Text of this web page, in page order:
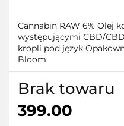
Cannabin RAW 6% Olej
występującymi CBD/
kropli pod język
Bloom
Brak towaru
399.00